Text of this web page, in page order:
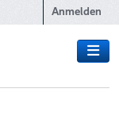
Anmelden